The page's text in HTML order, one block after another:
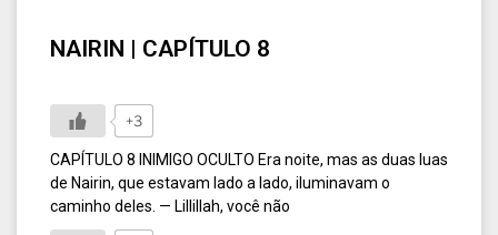
NAIRIN | CAPÍTULO 8
+3
CAPÍTULO 8 INIMIGO OCULTO Era noite, mas as duas luas
de Nairin, que estavam lado a lado, iluminavam o
caminho deles. — Lillillah, você não